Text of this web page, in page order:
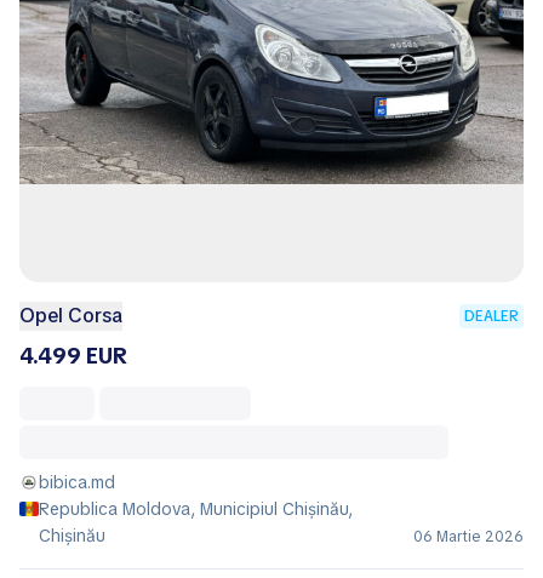
Opel Corsa DEALER
4.499 EUR
bibica.md
Republica Moldova, Municipiul Chișinău,
Chișinău
06 Martie 2026